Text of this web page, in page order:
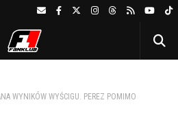
WYNIKÓW WYŚCIGU. PEREZ POMIMO